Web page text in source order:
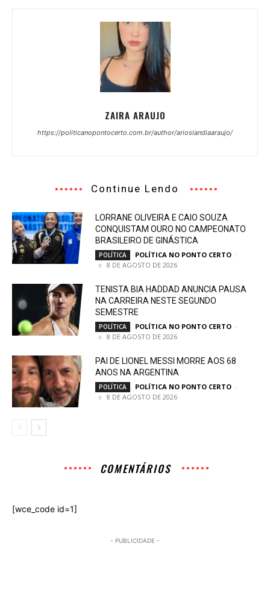
ZAIRA ARAUJO
https://politicanopontocerto.com.br/author/arioslandiaaraujo/
Continue Lendo
LORRANE OLIVEIRA E CAIO SOUZA
CONQUISTAM OURO NO CAMPEONATO
BRASILEIRO DE GINÁSTICA
POLÍTICA POLÍTICA NO PONTO CERTO -
8 DE AGOSTO DE 2026
TENISTA BIA HADDAD ANUNCIA PAUSA
NA CARREIRA NESTE SEGUNDO
SEMESTRE
POLÍTICA POLÍTICA NO PONTO CERTO -
8 DE AGOSTO DE 2026
PAI DE LIONEL MESSI MORRE AOS 68
ANOS NA ARGENTINA
POLÍTICA POLÍTICA NO PONTO CERTO -
8 DE AGOSTO DE 2026
COMENTÁRIOS
[wce_code id=1]
- PUBLICIDADE -